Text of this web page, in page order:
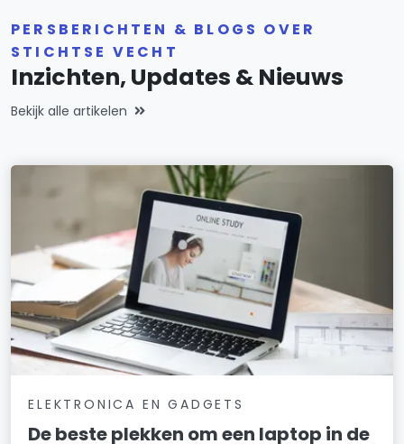
PERSBERICHTEN & BLOGS OVER
STICHTSE VECHT
Inzichten, Updates & Nieuws
Bekijk alle artikelen
ELEKTRONICA EN GADGETS
De beste plekken om een laptop in de